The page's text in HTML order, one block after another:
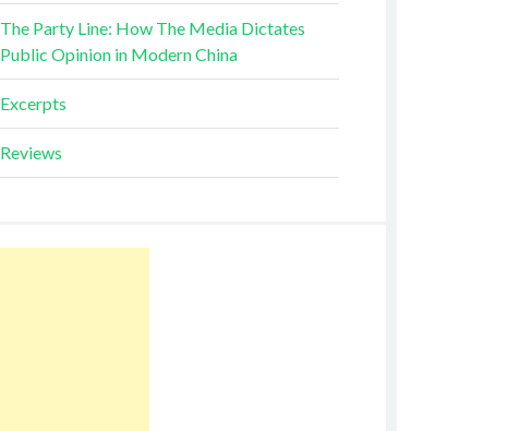
The Party Line: How The Media Dictates
Public Opinion in Modern China
Excerpts
Reviews